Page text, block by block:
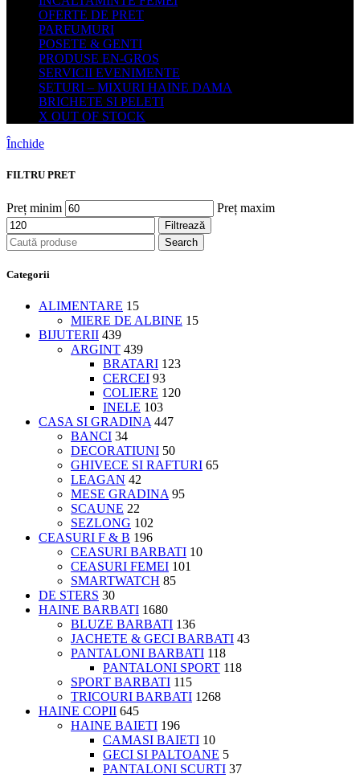
OFERTE DE PRET
PARFUMURI
POSETE & GENTI
PRODUSE EN-GROS
SERVICII EVENIMENTE
SETURI – MIXURI HAINE DAMA
BRICHETE SI PELETI
X OUT OF STOCK
Închide
FILTRU PRET
Preț minim Preț maxim
Filtrează
Search
Categorii
ALIMENTARE 15
MIERE DE ALBINE 15
BIJUTERII 439
ARGINT 439
BRATARI 123
CERCEI 93
COLIERE 120
INELE 103
CASA SI GRADINA 447
BANCI 34
DECORATIUNI 50
GHIVECE SI RAFTURI 65
LEAGAN 42
MESE GRADINA 95
SCAUNE 22
SEZLONG 102
CEASURI F & B 196
CEASURI BARBATI 10
CEASURI FEMEI 101
SMARTWATCH 85
DE STERS 30
HAINE BARBATI 1680
BLUZE BARBATI 136
JACHETE & GECI BARBATI 43
PANTALONI BARBATI 118
PANTALONI SPORT 118
SPORT BARBATI 115
TRICOURI BARBATI 1268
HAINE COPII 645
HAINE BAIETI 196
CAMASI BAIETI 10
GECI SI PALTOANE 5
PANTALONI SCURTI 37